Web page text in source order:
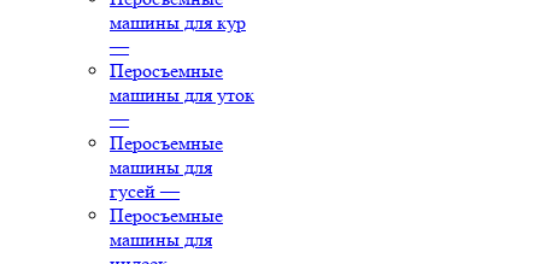
машины для кур
—
Перосъемные
машины для уток
—
Перосъемные
машины для
гусей —
Перосъемные
машины для